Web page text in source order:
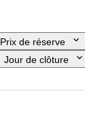
Prix de réserve
Jour de clôture